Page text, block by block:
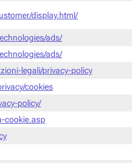
display.html/
ads/
ads/
legali/privacy-policy
cookies
policy/
cookie.asp